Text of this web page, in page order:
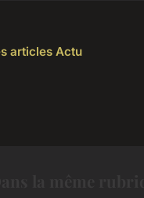
articles Actu